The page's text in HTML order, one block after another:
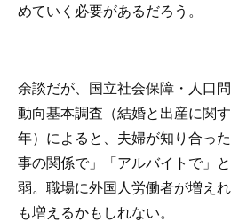
めていく必要があるだろう。
余談だが、国立社会保障・人口
動向基本調査（結婚と出産に関
年）によると、夫婦が知り合っ
事の関係で」「アルバイトで」
弱。職場に外国人労働者が増え
も増えるかもしれない。